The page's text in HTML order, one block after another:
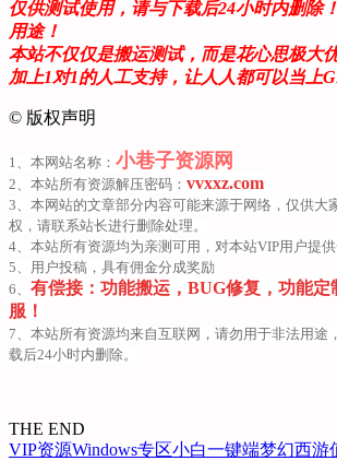
仅供测试使用，请与下载后24小时内删除
用途！
本站不仅仅是搬运测试，而是花心思极大
加上1对1的人工支持，让人人都可以当上
© 版权声明
1、本网站名称： 小巷子资源网
2、本站所有资源解压密码： vvxxz.com
3、本网站的文章部分内容可能来源于网络，仅供大
权，请联系站长进行删除处理。
4、本站所有资源均为亲测可用，对本站VIP用户提供
5、用户投稿，具有佣金分成奖励
6、 有偿接：功能搬运，BUG修复，功能定
服！
7、本站所有资源均来自互联网，请勿用于非法用途
载后24小时内删除。
THE END
VIP资源Windows专区小白一键端梦幻西游